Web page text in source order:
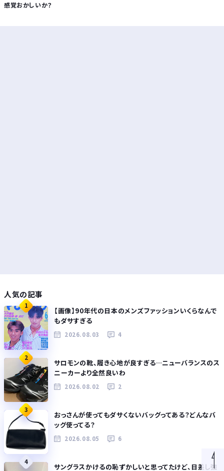
感覚おかしいか？
人気の記事
1
【画像】90年代の日本のメンズファッションいくらなんで
もダサすぎる
2026.08.03 4
2
サロモンの靴、履き心地が良すぎる…ニューバランスのス
ニーカーより全然良いわ
2026.08.02 2
3
おっさんが使ってもダサくないバッグってある？どんなバ
ッグ使ってる？
2026.08.05 6
4
サングラスかけるの恥ずかしいと思ってたけど、日差し強